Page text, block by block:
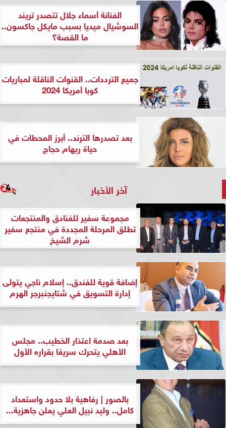
الفنانة أسماء جلال تتصدر تريند
السوشيال ميديا بسبب مايكل جاكسون..
ما القصة؟
جميع الترددات.. القنوات الناقلة لمباريات
كوبا أمريكا 2024
بعد تصدرها الترند.. أبرز المحطات في
حياة ريهام حجاج
آخر الأخبار
مجموعة سفير للفنادق والمنتجعات
تطلق المرحلة المجددة في منتجع سفير
شرم الشيخ
إضافة قوية للفندق.. إسلام ناجي يتولى
إدارة التسويق في شتايجنبرجر الهرم
بعد صدمة اعتذار الخطيب.. مجلس
الأهلي يتحرك سريعًا بقراره الأول
بالصور | رفاهية بلا حدود واستعداد
كامل.. وليد نبيل العلي يعلن جاهزية...